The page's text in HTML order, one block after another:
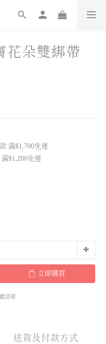
花朵雙綁帶
滿$1,700免運
$1,200免運
立即購買
清單
送貨及付款方式